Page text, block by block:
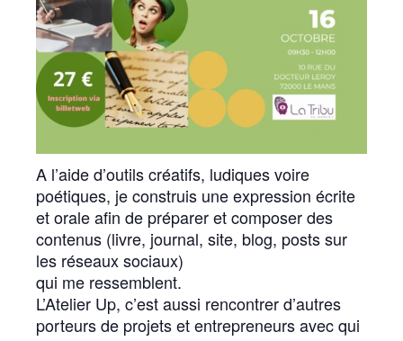
A l’aide d’outils créatifs, ludiques voire
poétiques, je construis une expression écrite
et orale afin de préparer et composer des
contenus (livre, journal, site, blog, posts sur
les réseaux sociaux)
qui me ressemblent.
L’Atelier Up, c’est aussi rencontrer d’autres
porteurs de projets et entrepreneurs avec qui